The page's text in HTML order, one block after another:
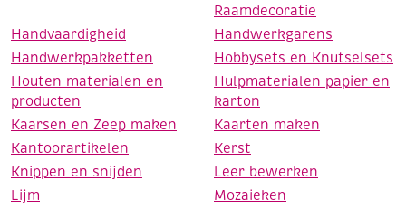
Raamdecoratie
Handvaardigheid
Handwerkgarens
Handwerkpakketten
Hobbysets en Knutselsets
Houten materialen en
producten
Hulpmaterialen papier en
karton
Kaarsen en Zeep maken
Kaarten maken
Kantoorartikelen
Kerst
Knippen en snijden
Leer bewerken
Lijm
Mozaieken